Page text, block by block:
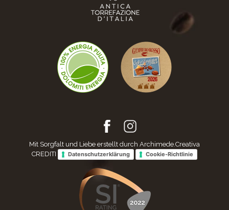
Mit Sorgfalt und Liebe erstellt durch Archimede.Creativa
CREDITI
Datenschutzerklärung Cookie-Richtlinie